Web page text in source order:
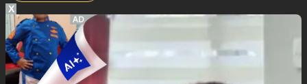
X